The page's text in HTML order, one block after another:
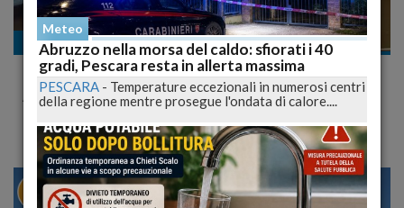
Cronaca nazionale
Torturava e Squartava Gatti Per Diletto.
Arrestato il Perugino Squartatore di mici
MILANO 29 31
Meteo
Abruzzo nella morsa del caldo: sfiorati i 40
gradi, Pescara resta in allerta massima
PESCARA - Temperature eccezionali in numerosi centri
della regione mentre prosegue l'ondata di calore....